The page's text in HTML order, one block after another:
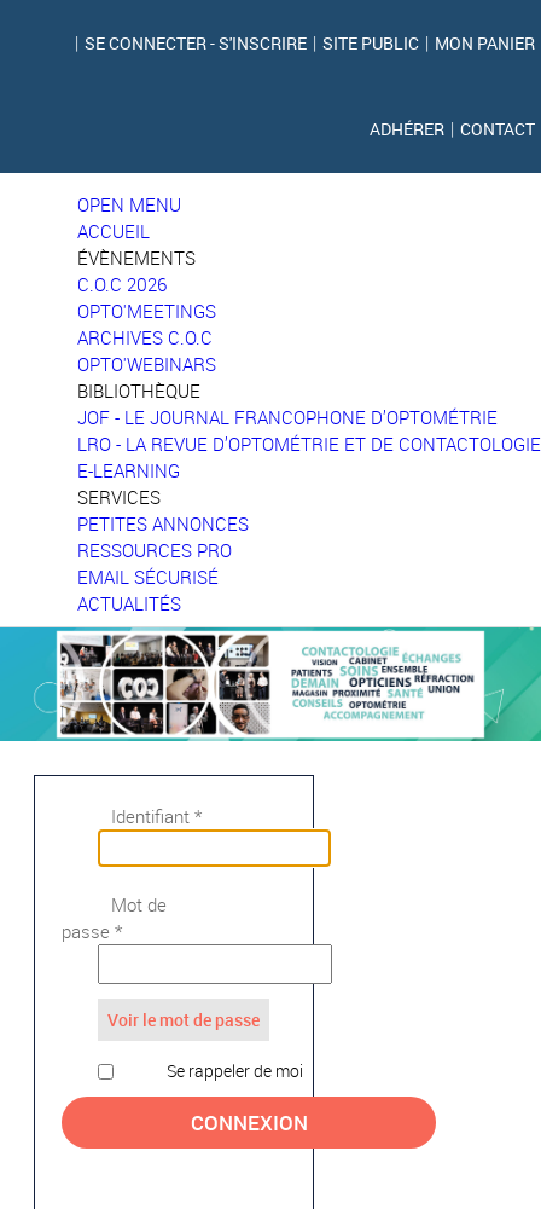
MON PANIER
|
SITE PUBLIC
|
SE CONNECTER - S'INSCRIRE
|
CONTACT
|
ADHÉRER
OPEN MENU
ACCUEIL
ÉVÈNEMENTS
C.O.C 2026
OPTO'MEETINGS
ARCHIVES C.O.C
OPTO'WEBINARS
BIBLIOTHÈQUE
JOF - LE JOURNAL FRANCOPHONE D’OPTOMÉTRIE
LRO - LA REVUE D’OPTOMÉTRIE ET DE CONTACTOLOGIE
E-LEARNING
SERVICES
PETITES ANNONCES
RESSOURCES PRO
EMAIL SÉCURISÉ
ACTUALITÉS
Identifiant *
Mot de
passe *
Voir le mot de passe
Se rappeler de moi
CONNEXION